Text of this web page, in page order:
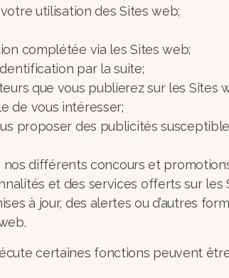
utilisation des Sites web;
complétée via les Sites web;
par la suite;
que vous publierez sur les Sites
de vous intéresser;
proposer des publicités
nos différents concours et
et des services offerts sur les
à jour, des alertes ou d’autres
certaines fonctions peuvent